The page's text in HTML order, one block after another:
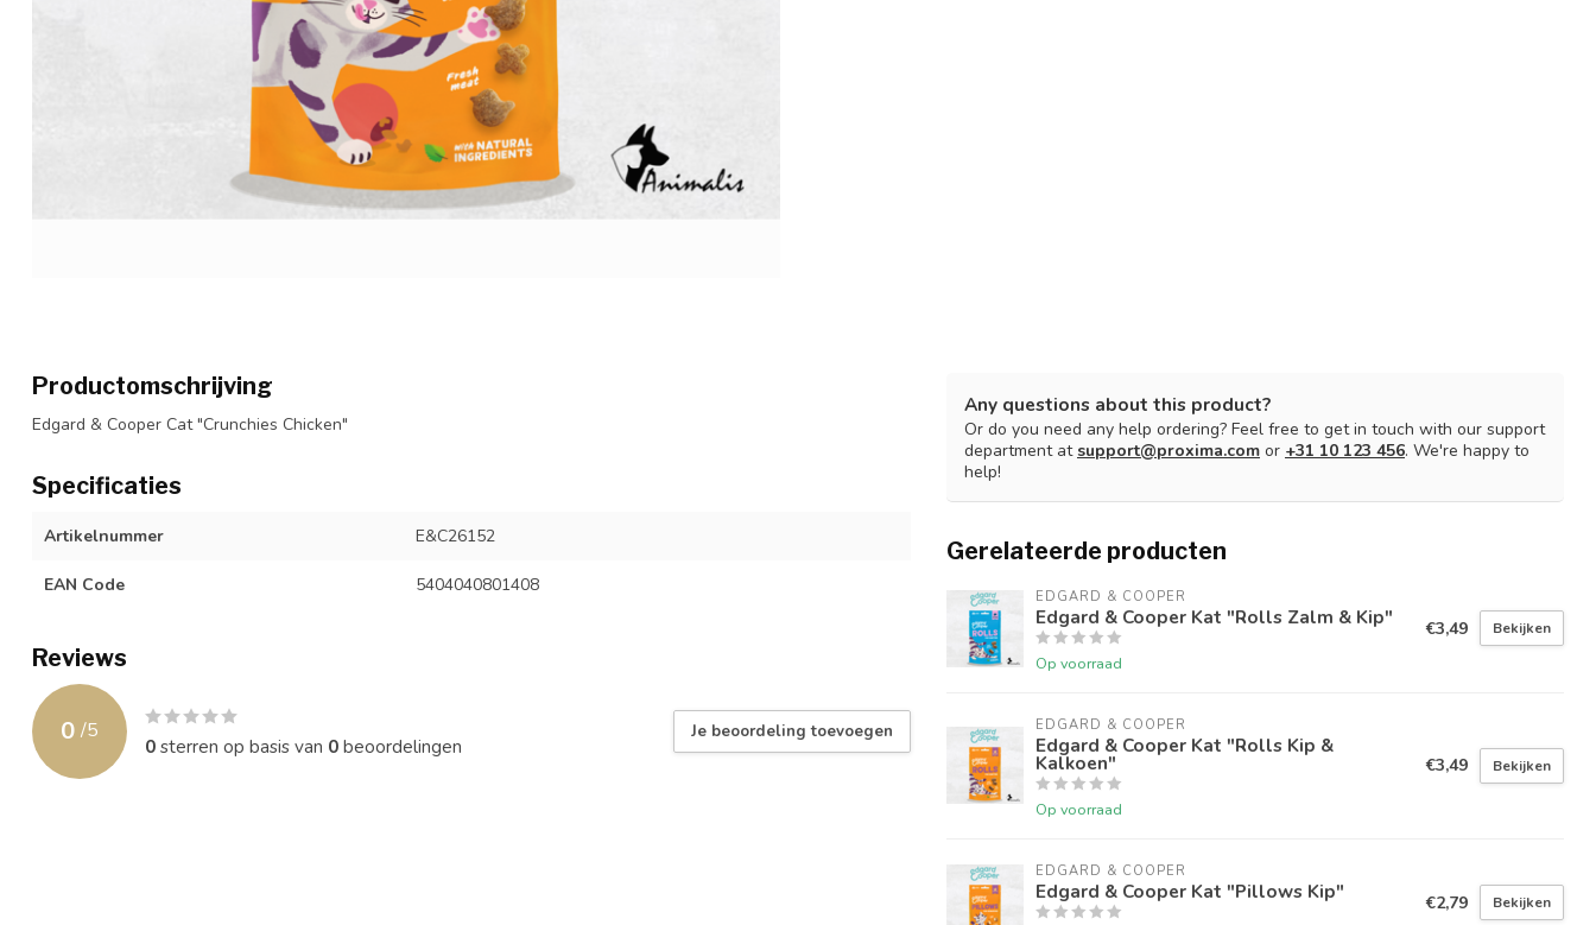
Productomschrijving
Edgard & Cooper Cat "Crunchies Chicken"
Specificaties
Artikelnummer E&C26152
EAN Code 5404040801408
Reviews
0 /5
0sterren op basis van 0beoordelingen
Je beoordeling toevoegen
Any questions about this product?
Or do you need any help ordering? Feel free to get in touch with our support
department atsupport@proxima.com or +31 10 123 456. We're happy to
help!
Gerelateerde producten
EDGARD & COOPER
Edgard & Cooper Kat "Rolls Zalm & Kip"
Op voorraad
€3,49 Bekijken
EDGARD & COOPER
Edgard & Cooper Kat "Rolls Kip &
Kalkoen"
Op voorraad
€3,49 Bekijken
EDGARD & COOPER
Edgard & Cooper Kat "Pillows Kip" €2,79 Bekijken